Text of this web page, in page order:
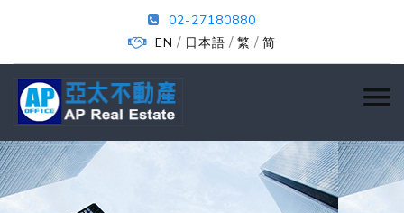
02-27180880
EN / 日本語 / 繁 / 简